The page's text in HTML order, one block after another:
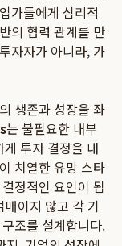
가들에게 심리적
의 협력 관계를 만
자자가 아니라, 가
생존과 성장을 좌
는 불필요한 내부
투자 결정을 내
치열한 유망 스타
정적인 요인이 됩
이지 않고 각 기
조를 설계합니다.